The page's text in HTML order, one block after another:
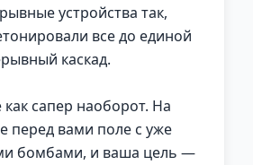
устройства так,
все до единой
каскад.
как сапер наоборот. На
перед вами поле с уже
бомбами, и ваша цель —